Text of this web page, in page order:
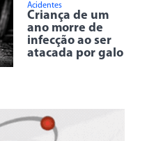
Acidentes
Criança de um
ano morre de
infecção ao ser
atacada por galo